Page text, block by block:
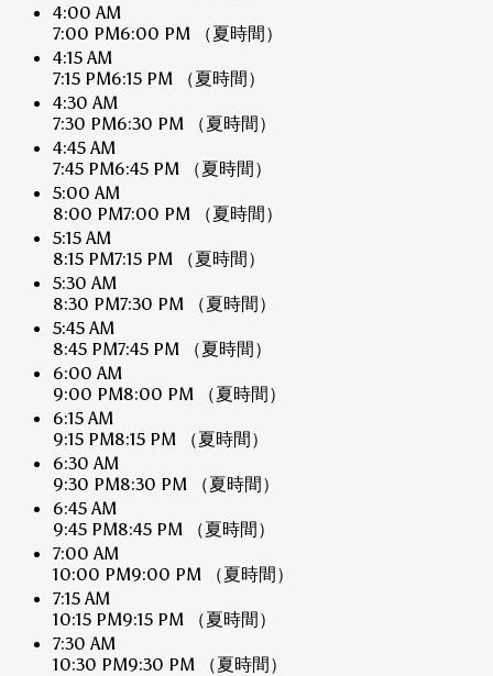
4:00 AM
7:00 PM6:00 PM
（夏時間）
4:15 AM
7:15 PM6:15 PM
（夏時間）
4:30 AM
7:30 PM6:30 PM
（夏時間）
4:45 AM
7:45 PM6:45 PM
（夏時間）
5:00 AM
8:00 PM7:00 PM
（夏時間）
5:15 AM
8:15 PM7:15 PM
（夏時間）
5:30 AM
8:30 PM7:30 PM
（夏時間）
5:45 AM
8:45 PM7:45 PM
（夏時間）
6:00 AM
9:00 PM8:00 PM
（夏時間）
6:15 AM
9:15 PM8:15 PM
（夏時間）
6:30 AM
9:30 PM8:30 PM
（夏時間）
6:45 AM
9:45 PM8:45 PM
（夏時間）
7:00 AM
10:00 PM9:00 PM
（夏時間）
7:15 AM
10:15 PM9:15 PM
（夏時間）
7:30 AM
10:30 PM9:30 PM
（夏時間）